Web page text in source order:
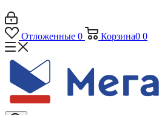
Отложенные 0 Корзина0 0